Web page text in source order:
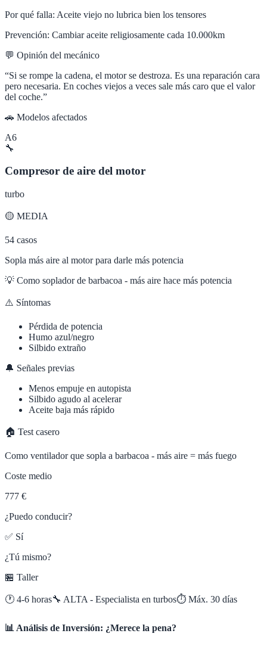
Por qué falla: Aceite viejo no lubrica bien los tensores
Prevención: Cambiar aceite religiosamente cada 10.000km
💬 Opinión del mecánico
“Si se rompe la cadena, el motor se destroza. Es una reparación cara
pero necesaria. En coches viejos a veces sale más caro que el valor
del coche.”
🚗 Modelos afectados
A6
🔧
Compresor de aire del motor
turbo
🟡 MEDIA
54 casos
Sopla más aire al motor para darle más potencia
💡 Como soplador de barbacoa - más aire hace más potencia
⚠️ Síntomas
Pérdida de potencia
Humo azul/negro
Silbido extraño
🔔 Señales previas
Menos empuje en autopista
Silbido agudo al acelerar
Aceite baja más rápido
🏠 Test casero
Como ventilador que sopla a barbacoa - más aire = más fuego
Coste medio
777 €
¿Puedo conducir?
✅ Sí
¿Tú mismo?
🏪 Taller
🕐 4-6 horas🔧 ALTA - Especialista en turbos⏱️ Máx. 30 días
📊 Análisis de Inversión: ¿Merece la pena?